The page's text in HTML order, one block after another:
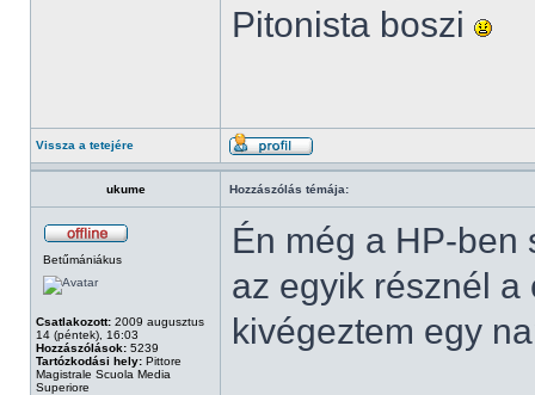
Pitonista boszi
Vissza a tetejére
ukume Hozzászólás témája:
Betűmániákus
Csatlakozott: 2009 augusztus
14 (péntek), 16:03
Hozzászólások: 5239
Tartózkodási hely: Pittore
Magistrale Scuola Media
Superiore
Én még a HP-ben
az egyik résznél
kivégeztem egy